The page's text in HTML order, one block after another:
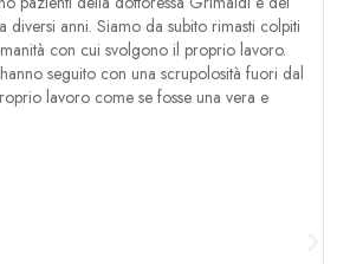
anni. Siamo da subito rimasti colpiti
con cui svolgono il proprio lavoro.
seguito con una scrupolosità fuori dal
lavoro come se fosse una vera e